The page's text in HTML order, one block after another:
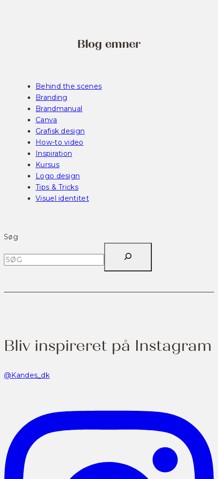
Blog emner
Behind the scenes
Branding
Brandmanual
Canva
Grafisk design
How-to video
Inspiration
Kursus
Logo design
Tips & Tricks
Visuel identitet
Søg
Bliv inspireret på Instagram
@Kandes_dk